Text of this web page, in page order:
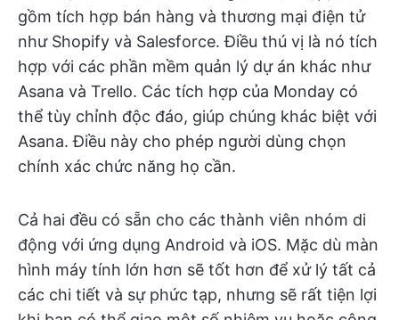
gồm tích hợp bán hàng và thương mại điện tử
như Shopify và Salesforce. Điều thú vị là nó tích
hợp với các phần mềm quản lý dự án khác như
Asana và Trello. Các tích hợp của Monday có
thể tùy chỉnh độc đáo, giúp chúng khác biệt với
Asana. Điều này cho phép người dùng chọn
chính xác chức năng họ cần.
Cả hai đều có sẵn cho các thành viên nhóm di
động với ứng dụng Android và iOS. Mặc dù màn
hình máy tính lớn hơn sẽ tốt hơn để xử lý tất cả
các chi tiết và sự phức tạp, nhưng sẽ rất tiện lợi